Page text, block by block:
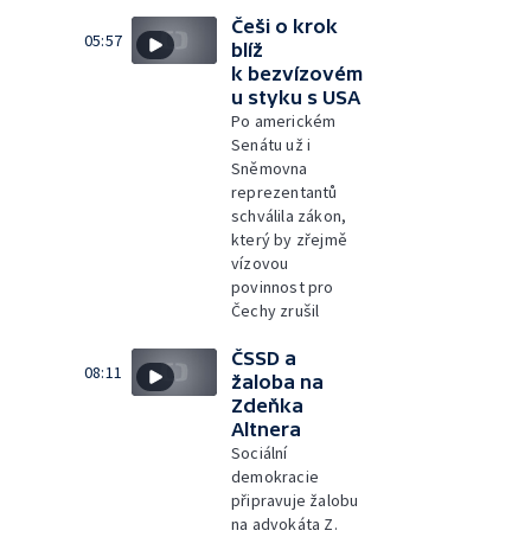
05:57
Češi o krok
blíž
k bezvízovém
u styku s USA
Po americkém
Senátu už i
Sněmovna
reprezentantů
schválila zákon,
který by zřejmě
vízovou
povinnost pro
Čechy zrušil
08:11
ČSSD a
žaloba na
Zdeňka
Altnera
Sociální
demokracie
připravuje žalobu
na advokáta Z.